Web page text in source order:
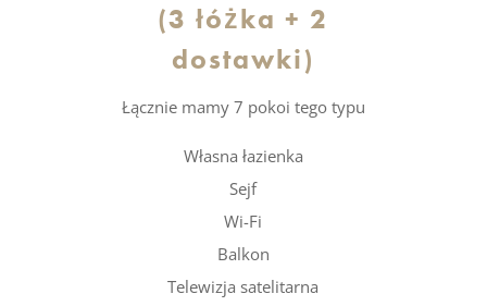
(3 łóżka + 2
dostawki)
Łącznie mamy 7 pokoi tego typu
Własna łazienka
Sejf
Wi-Fi
Balkon
Telewizja satelitarna